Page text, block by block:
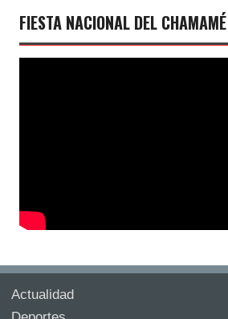
FIESTA NACIONAL DEL
Actualidad